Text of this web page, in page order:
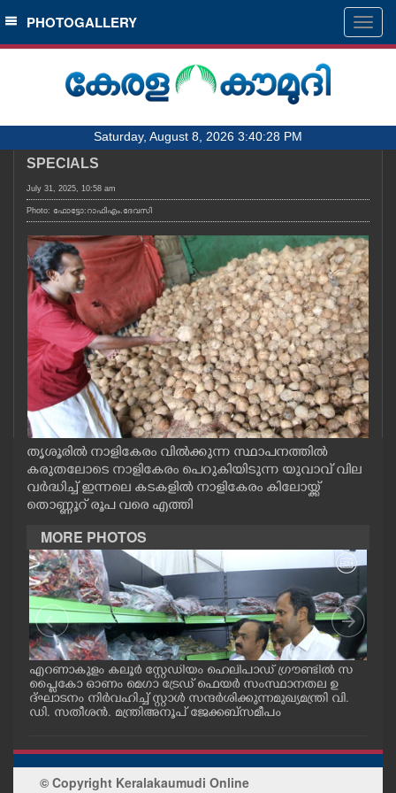
SECTIONS
HOME
NOTIFIED NEWS
KERALA
LOCAL
OBITUARY
NEWS 360
CASE DIARY
CINEMA
OPINION
PHOTOS
LIFESTYLE
SPIRITUAL
INFO+
ART
PHOTOGALLERY
Saturday, August 8, 2026 3:40:28 PM
SPECIALS
July 31, 2025, 10:58 am
Photo: ഫോട്ടോ:റാഫിഎം.ദേവസി
തൃശൂരിൽ നാളികേരം വിൽക്കുന്ന സ്ഥാപനത്തിൽ
കരുതലോടെ നാളികേരം പെറുകിയിടുന്ന യുവാവ് വില
വർദ്ധിച്ച് ഇന്നലെ കടകളിൽ നാളികേരം കിലോയ്ക്ക്
തൊണ്ണൂറ് രൂപ വരെ എത്തി
MORE PHOTOS
എറണാകുളം കലൂർ സ്റ്റേഡിയം ഹെലിപാഡ് ഗ്രൗണ്ടിൽ സ
പ്ളൈകോ ഓണം മെഗാ ട്രേഡ് ഫെയർ സംസ്ഥാനതല ഉ
ദ്ഘാടനം നിർവഹിച്ച് സ്റ്റാൾ സന്ദർശിക്കുന്ന മുഖ്യമന്ത്രി വി.
ഡി. സതീശൻ. മന്ത്രി അനൂപ് ജേക്കബ് സമീപം
© Copyright Keralakaumudi Online